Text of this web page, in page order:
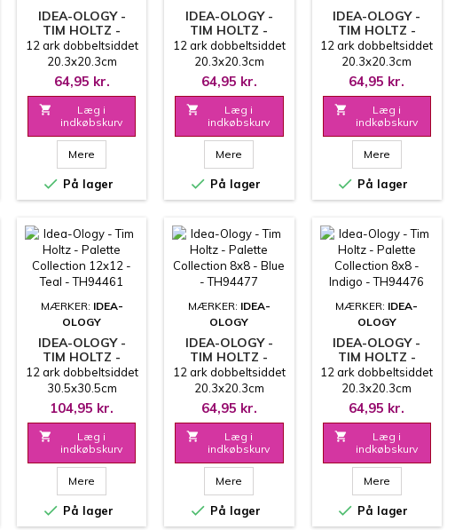
IDEA-OLOGY -
TIM HOLTZ -
PALETTE
COLLECTION 8X8
- MULTI - TH94480
12 ark dobbeltsiddet
20.3x20.3cm
64,95 kr.

Læg i
indkøbskurv
Mere
 På lager
IDEA-OLOGY -
TIM HOLTZ -
PALETTE
COLLECTION 8X8
- CHARCOAL -
TH94479
12 ark dobbeltsiddet
20.3x20.3cm
64,95 kr.

Læg i
indkøbskurv
Mere
 På lager
IDEA-OLOGY -
TIM HOLTZ -
PALETTE
COLLECTION 8X8
- PURPLE -
TH94478
12 ark dobbeltsiddet
20.3x20.3cm
64,95 kr.

Læg i
indkøbskurv
Mere
 På lager
MÆRKER: IDEA-
OLOGY
IDEA-OLOGY -
TIM HOLTZ -
PALETTE
COLLECTION
12X12 - TEAL -
TH94461
12 ark dobbeltsiddet
30.5x30.5cm
104,95 kr.

Læg i
indkøbskurv
Mere
 På lager
MÆRKER: IDEA-
OLOGY
IDEA-OLOGY -
TIM HOLTZ -
PALETTE
COLLECTION 8X8
- BLUE - TH94477
12 ark dobbeltsiddet
20.3x20.3cm
64,95 kr.

Læg i
indkøbskurv
Mere
 På lager
MÆRKER: IDEA-
OLOGY
IDEA-OLOGY -
TIM HOLTZ -
PALETTE
COLLECTION 8X8
- INDIGO -
TH94476
12 ark dobbeltsiddet
20.3x20.3cm
64,95 kr.

Læg i
indkøbskurv
Mere
 På lager